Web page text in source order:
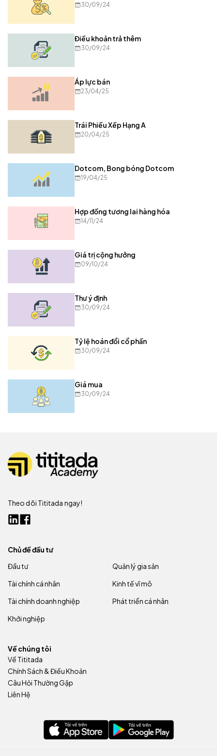
30/09/24
Điều khoản trả thêm
30/09/24
Áp lực bán
23/04/25
Trái Phiếu Xếp Hạng A
20/04/25
Dotcom, Bong bóng Dotcom
19/04/25
Hợp đồng tương lai hàng hóa
14/11/24
Giá trị cộng hưởng
09/10/24
Thư ý định
30/09/24
Tỷ lệ hoán đổi cổ phần
30/09/24
Giá mua
30/09/24
Theo dõi Tititada ngay!
Chủ đề đầu tư
Đầu tư
Quản lý gia sản
Tài chính cá nhân
Kinh tế vĩ mô
Tài chính doanh nghiệp
Phát triển cá nhân
Khởi nghiệp
Về chúng tôi
Về Tititada
Chính Sách & Điều Khoản
Câu Hỏi Thường Gặp
Liên Hệ